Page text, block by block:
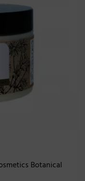
Botanical